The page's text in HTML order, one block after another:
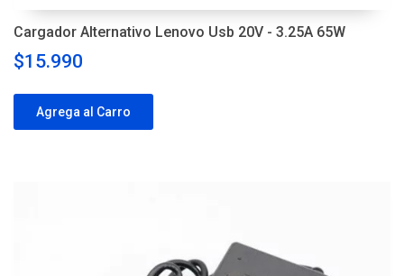
Cargador Alternativo Lenovo Usb 20V - 3.25A 65W
$15.990
Agrega al Carro